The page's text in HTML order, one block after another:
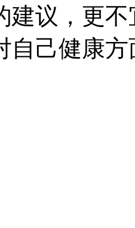
建议，更
自己健康